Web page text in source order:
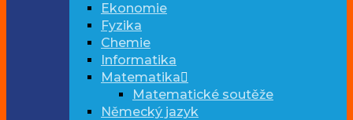
Ekonomie
Fyzika
Chemie
Informatika
Matematika
Matematické soutěže
Německý jazyk